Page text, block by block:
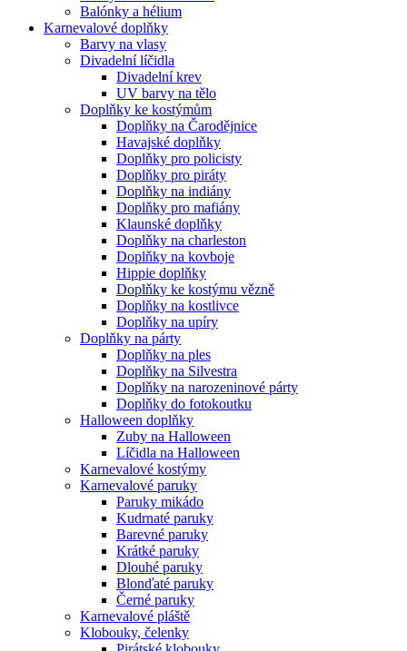
Balónky a hélium
Karnevalové doplňky
Barvy na vlasy
Divadelní líčidla
Divadelní krev
UV barvy na tělo
Doplňky ke kostýmům
Doplňky na Čarodějnice
Havajské doplňky
Doplňky pro policisty
Doplňky pro piráty
Doplňky na indiány
Doplňky pro mafiány
Klaunské doplňky
Doplňky na charleston
Doplňky na kovboje
Hippie doplňky
Doplňky ke kostýmu vězně
Doplňky na kostlivce
Doplňky na upíry
Doplňky na párty
Doplňky na ples
Doplňky na Silvestra
Doplňky na narozeninové párty
Doplňky do fotokoutku
Halloween doplňky
Zuby na Halloween
Líčidla na Halloween
Karnevalové kostýmy
Karnevalové paruky
Paruky mikádo
Kudrnaté paruky
Barevné paruky
Krátké paruky
Dlouhé paruky
Blonďaté paruky
Černé paruky
Karnevalové pláště
Klobouky, čelenky